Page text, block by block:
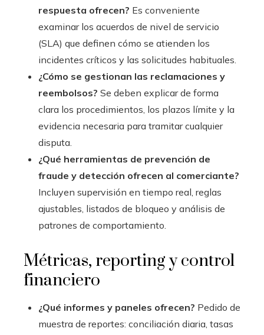
respuesta ofrecen? Es conveniente
examinar los acuerdos de nivel de servicio
(SLA) que definen cómo se atienden los
incidentes críticos y las solicitudes habituales.
¿Cómo se gestionan las reclamaciones y
reembolsos? Se deben explicar de forma
clara los procedimientos, los plazos límite y la
evidencia necesaria para tramitar cualquier
disputa.
¿Qué herramientas de prevención de
fraude y detección ofrecen al comerciante?
Incluyen supervisión en tiempo real, reglas
ajustables, listados de bloqueo y análisis de
patrones de comportamiento.
Métricas, reporting y control
financiero
¿Qué informes y paneles ofrecen? Pedido de
muestra de reportes: conciliación diaria, tasas